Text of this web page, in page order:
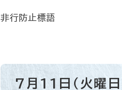
非行防止標語
7月11日（火曜日